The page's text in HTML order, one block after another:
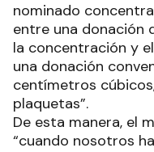
nominado
entre una donación
la concentración y
una donación
centímetros
plaquetas”.
De esta manera, el
“cuando nosotros